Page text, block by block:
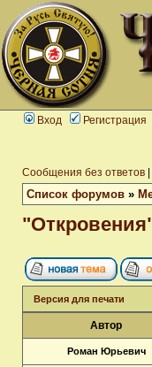
Вход Регистрация
Сообщения без ответов
Список форумов »
Версия для печати
Автор
Роман Юрьевич